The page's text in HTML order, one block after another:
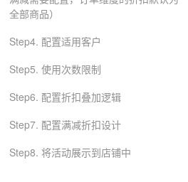
全部商品）
Step4. 配置适用客户
Step5. 使用次数限制
Step6. 配置折扣叠加逻辑
Step7. 配置满减折扣设计
Step8. 将活动展示到店铺中